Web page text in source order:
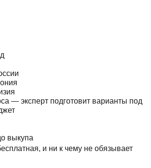
— эксперт подготовит варианты под
выкупа
и ни к чему не обязывает